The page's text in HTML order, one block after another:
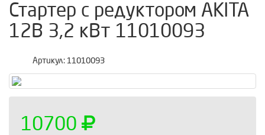
Стартер с редуктором AKITA
12В 3,2 кВт 11010093
Артикул: 11010093
10700